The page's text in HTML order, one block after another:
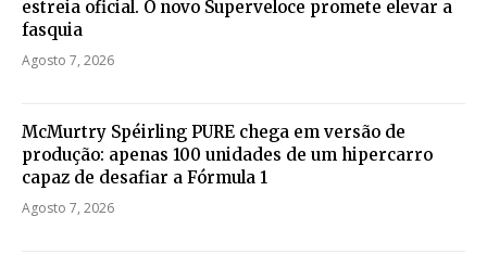
estreia oficial. O novo Superveloce promete elevar a
fasquia
Agosto 7, 2026
McMurtry Spéirling PURE chega em versão de
produção: apenas 100 unidades de um hipercarro
capaz de desafiar a Fórmula 1
Agosto 7, 2026